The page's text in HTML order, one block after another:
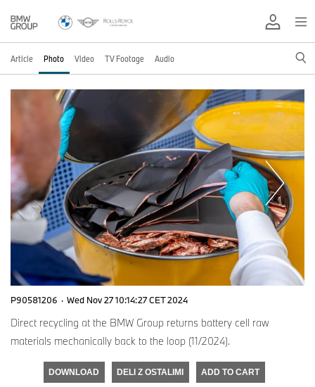
Article Photo Video TV Footage Audio
P90581206 · Wed Nov 27 10:14:27 CET 2024
Direct recycling at the BMW Group returns battery cell raw
materials mechanically back to the loop (11/2024).
DOWNLOAD DELI Z OSTALIMI ADD TO CART